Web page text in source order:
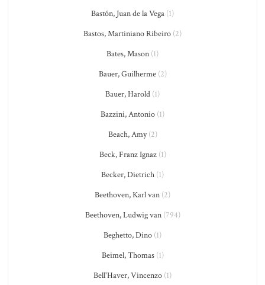
Bastón, Juan de la Vega (1)
Bastos, Martiniano Ribeiro (2)
Bates, Mason (1)
Bauer, Guilherme(2)
Bauer, Harold (1)
Bazzini, Antonio (1)
Beach, Amy(2)
Beck, Franz Ignaz(1)
Becker, Dietrich (1)
Beethoven, Karl van (2)
Beethoven, Ludwig van(794)
Beghetto, Dino (1)
Beimel, Thomas(1)
Bell'Haver, Vincenzo (1)